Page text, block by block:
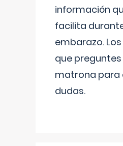
información
facilita
embarazo.
que
matrona para
dudas.